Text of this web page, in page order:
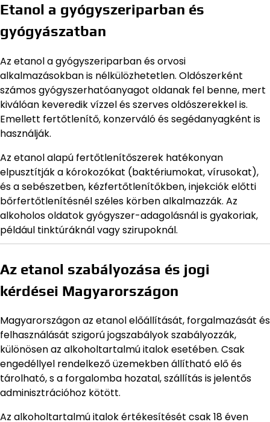
Etanol a gyógyszeriparban és
gyógyászatban
Az etanol a gyógyszeriparban és orvosi
alkalmazásokban is nélkülözhetetlen. Oldószerként
számos gyógyszerhatóanyagot oldanak fel benne, mert
kiválóan keveredik vízzel és szerves oldószerekkel is.
Emellett fertőtlenítő, konzerváló és segédanyagként is
használják.
Az etanol alapú fertőtlenítőszerek hatékonyan
elpusztítják a kórokozókat (baktériumokat, vírusokat),
és a sebészetben, kézfertőtlenítőkben, injekciók előtti
bőrfertőtlenítésnél széles körben alkalmazzák. Az
alkoholos oldatok gyógyszer-adagolásnál is gyakoriak,
például tinktúráknál vagy szirupoknál.
Az etanol szabályozása és jogi
kérdései Magyarországon
Magyarországon az etanol előállítását, forgalmazását és
felhasználását szigorú jogszabályok szabályozzák,
különösen az alkoholtartalmú italok esetében. Csak
engedéllyel rendelkező üzemekben állítható elő és
tárolható, s a forgalomba hozatal, szállítás is jelentős
adminisztrációhoz kötött.
Az alkoholtartalmú italok értékesítését csak 18 éven